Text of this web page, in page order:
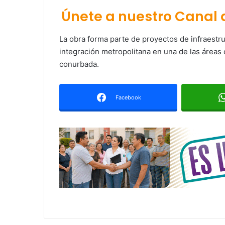
Únete a nuestro Canal
La obra forma parte de proyectos de
integración metropolitana en una de las
conurbada.
Facebook